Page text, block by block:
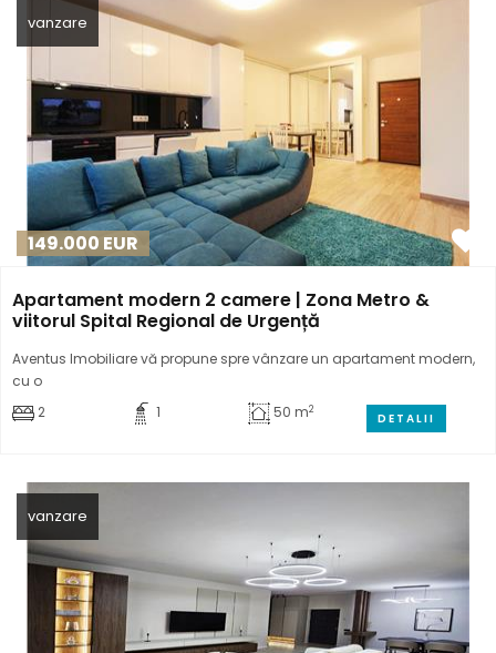
vanzare
149.000 EUR
Apartament modern 2 camere | Zona Metro &
viitorul Spital Regional de Urgență
Aventus Imobiliare vă propune spre vânzare un apartament modern,
cu o
2
1 50 m2
DETALII
vanzare